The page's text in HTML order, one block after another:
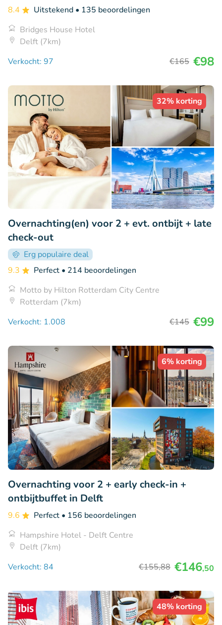
8.4 Uitstekend • 135 beoordelingen
Bridges House Hotel
Delft (7km)
Verkocht: 97
€165 €98
32% korting
Overnachting(en) voor 2 + evt. ontbijt + late
check-out
Erg populaire deal
9.3
Perfect • 214 beoordelingen
Motto by Hilton Rotterdam City Centre
Rotterdam (7km)
Verkocht: 1.008
€145 €99
6% korting
Overnachting voor 2 + early check-in +
ontbijtbuffet in Delft
9.6 Perfect • 156 beoordelingen
Hampshire Hotel - Delft Centre
Delft (7km)
Verkocht: 84
€155,88 €146,50
48% korting